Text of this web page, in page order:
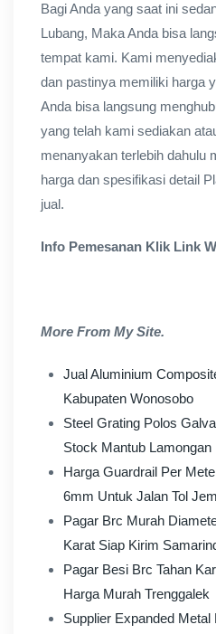
Bagi Anda yang saat ini
Lubang, Maka Anda bisa
tempat kami. Kami
dan pastinya memiliki harga
Anda bisa langsung
yang telah kami sediakan
menanyakan terlebih dahulu
harga dan spesifikasi detail
jual.
Info Pemesanan Klik Link
More From My Site.
Jual Aluminium
Kabupaten Wonosobo
Steel Grating Polos
Stock Mantub Lamongan
Harga Guardrail Per
6mm Untuk Jalan Tol
Pagar Brc Murah
Karat Siap Kirim
Pagar Besi Brc Tahan
Harga Murah Trenggalek
Supplier Expanded